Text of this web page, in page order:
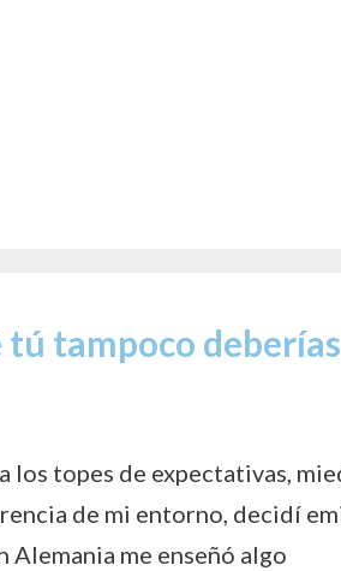
tú tampoco deberías
los topes de expectativas,
de mi entorno, decidí
me enseñó algo